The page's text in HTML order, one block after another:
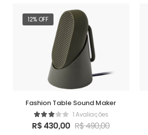
12% OFF
Fashion Table Sound Maker
1 Avaliações
R$430,00 R$490,00